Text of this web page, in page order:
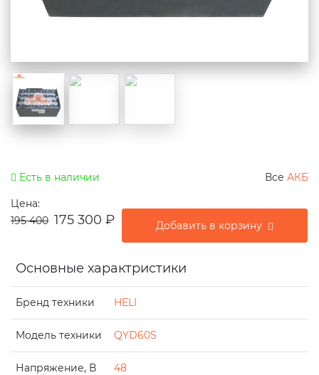
Есть в наличии Все АКБ
Цена:
195 400 175 300 ₽ Добавить в корзину
Основные характристики
Бренд техники HELI
Модель техники QYD60S
Напряжение, В 48